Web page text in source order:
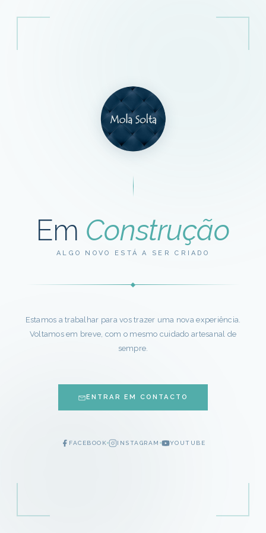
Em Construção
ALGO NOVO ESTÁ A SER CRIADO
Estamos a trabalhar para vos trazer uma nova experiência.
Voltamos em breve, com o mesmo cuidado artesanal de
sempre.
ENTRAR EM CONTACTO
FACEBOOK INSTAGRAM YOUTUBE